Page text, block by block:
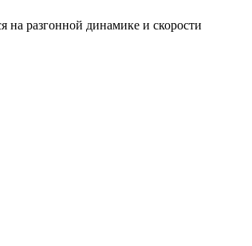
на разгонной динамике и скорости